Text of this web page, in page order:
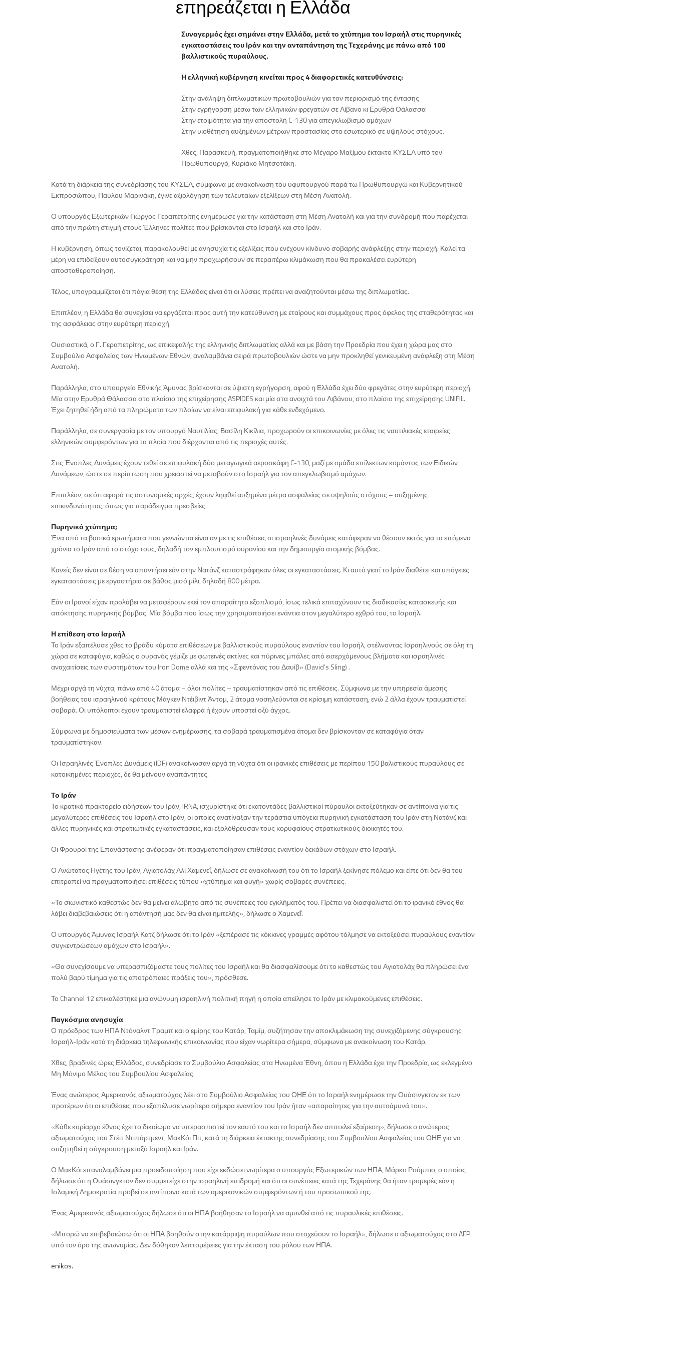
επηρεάζεται η Ελλάδα
Συναγερμός έχει σημάνει στην Ελλάδα, μετά το χτύπημα του Ισραήλ στις πυρηνικές
εγκαταστάσεις του Ιράν και την ανταπάντηση της Τεχεράνης με πάνω από 100
βαλλιστικούς πυραύλους.
Η ελληνική κυβέρνηση κινείται προς 4 διαφορετικές κατευθύνσεις:
Στην ανάληψη διπλωματικών πρωτοβουλιών για τον περιορισμό της έντασης
Στην εγρήγορση μέσω των ελληνικών φρεγατών σε Λίβανο κι Ερυθρά Θάλασσα
Στην ετοιμότητα για την αποστολή C-130 για απεγκλωβισμό αμάχων
Στην υιοθέτηση αυξημένων μέτρων προστασίας στο εσωτερικό σε υψηλούς στόχους.
Χθες, Παρασκευή, πραγματοποιήθηκε στο Μέγαρο Μαξίμου έκτακτο ΚΥΣΕΑ υπό τον
Πρωθυπουργό, Κυριάκο Μητσοτάκη.
Κατά τη διάρκεια της συνεδρίασης του ΚΥΣΕΑ, σύμφωνα με ανακοίνωση του υφυπουργού παρά τω Πρωθυπουργώ και Κυβερνητικού
Εκπροσώπου, Παύλου Μαρινάκη, έγινε αξιολόγηση των τελευταίων εξελίξεων στη Μέση Ανατολή.
Ο υπουργός Εξωτερικών Γιώργος Γεραπετρίτης ενημέρωσε για την κατάσταση στη Μέση Ανατολή και για την συνδρομή που παρέχεται
από την πρώτη στιγμή στους Έλληνες πολίτες που βρίσκονται στο Ισραήλ και στο Ιράν.
Η κυβέρνηση, όπως τονίζεται, παρακολουθεί με ανησυχία τις εξελίξεις που ενέχουν κίνδυνο σοβαρής ανάφλεξης στην περιοχή. Καλεί τα
μέρη να επιδείξουν αυτοσυγκράτηση και να μην προχωρήσουν σε περαιτέρω κλιμάκωση που θα προκαλέσει ευρύτερη
αποσταθεροποίηση.
Τέλος, υπογραμμίζεται ότι πάγια θέση της Ελλάδας είναι ότι οι λύσεις πρέπει να αναζητούνται μέσω της διπλωματίας.
Επιπλέον, η Ελλάδα θα συνεχίσει να εργάζεται προς αυτή την κατεύθυνση με εταίρους και συμμάχους προς όφελος της σταθερότητας και
της ασφάλειας στην ευρύτερη περιοχή.
Ουσιαστικά, ο Γ. Γεραπετρίτης, ως επικεφαλής της ελληνικής διπλωματίας αλλά και με βάση την Προεδρία που έχει η χώρα μας στο
Συμβούλιο Ασφαλείας των Ηνωμένων Εθνών, αναλαμβάνει σειρά πρωτοβουλιών ώστε να μην προκληθεί γενικευμένη ανάφλεξη στη Μέση
Ανατολή.
Παράλληλα, στο υπουργείο Εθνικής Άμυνας βρίσκονται σε ύψιστη εγρήγορση, αφού η Ελλάδα έχει δύο φρεγάτες στην ευρύτερη περιοχή.
Μία στην Ερυθρά Θάλασσα στο πλαίσιο της επιχείρησης ASPIDES και μία στα ανοιχτά του Λιβάνου, στο πλαίσιο της επιχείρησης UNIFIL.
Έχει ζητηθεί ήδη από τα πληρώματα των πλοίων να είναι επιφυλακή για κάθε ενδεχόμενο.
Παράλληλα, σε συνεργασία με τον υπουργό Ναυτιλίας, Βασίλη Κικίλια, προχωρούν οι επικοινωνίες με όλες τις ναυτιλιακές εταιρείες
ελληνικών συμφερόντων για τα πλοία που διέρχονται από τις περιοχές αυτές.
Στις Ένοπλες Δυνάμεις έχουν τεθεί σε επιφυλακή δύο μεταγωγικά αεροσκάφη C-130, μαζί με ομάδα επίλεκτων κομάντος των Ειδικών
Δυνάμεων, ώστε σε περίπτωση που χρειαστεί να μεταβούν στο Ισραήλ για τον απεγκλωβισμό αμάχων.
Επιπλέον, σε ότι αφορά τις αστυνομικές αρχές, έχουν ληφθεί αυξημένα μέτρα ασφαλείας σε υψηλούς στόχους – αυξημένης
επικινδυνότητας, όπως για παράδειγμα πρεσβείες.
Πυρηνικό χτύπημα;
Ένα από τα βασικά ερωτήματα που γεννώνται είναι αν με τις επιθέσεις οι ισραηλινές δυνάμεις κατάφεραν να θέσουν εκτός για τα επόμενα
χρόνια το Ιράν από το στόχο τους, δηλαδή τον εμπλουτισμό ουρανίου και την δημιουργία ατομικής βόμβας.
Κανείς δεν είναι σε θέση να απαντήσει εάν στην Νατάνζ καταστράφηκαν όλες οι εγκαταστάσεις. Κι αυτό γιατί το Ιράν διαθέτει και υπόγειες
εγκαταστάσεις με εργαστήρια σε βάθος μισό μίλι, δηλαδή 800 μέτρα.
Εάν οι Ιρανοί είχαν προλάβει να μεταφέρουν εκεί τον απαραίτητο εξοπλισμό, ίσως τελικά επιταχύνουν τις διαδικασίες κατασκευής και
απόκτησης πυρηνικής βόμβας. Μία βόμβα που ίσως την χρησιμοποιήσει ενάντια στον μεγαλύτερο εχθρό του, το Ισραήλ.
Η επίθεση στο Ισραήλ
Το Ιράν εξαπέλυσε χθες το βράδυ κύματα επιθέσεων με βαλλιστικούς πυραύλους εναντίον του Ισραήλ, στέλνοντας Ισραηλινούς σε όλη τη
χώρα σε καταφύγια, καθώς ο ουρανός γέμιζε με φωτεινές ακτίνες και πύρινες μπάλες από εισερχόμενους βλήματα και ισραηλινές
αναχαιτίσεις των συστημάτων του Iron Dome αλλά και της «Σφεντόνας του Δαυίβ» (David’s Sling) .
Μέχρι αργά τη νύχτα, πάνω από 40 άτομα – όλοι πολίτες – τραυματίστηκαν από τις επιθέσεις. Σύμφωνα με την υπηρεσία άμεσης
βοήθειας του ισραηλινού κράτους Μάγκεν Ντέιβιντ Άντομ, 2 άτομα νοσηλεύονται σε κρίσιμη κατάσταση, ενώ 2 άλλα έχουν τραυματιστεί
σοβαρά. Οι υπόλοιποι έχουν τραυματιστεί ελαφρά ή έχουν υποστεί οξύ άγχος.
Σύμφωνα με δημοσιεύματα των μέσων ενημέρωσης, τα σοβαρά τραυματισμένα άτομα δεν βρίσκονταν σε καταφύγια όταν
τραυματίστηκαν.
Οι Ισραηλινές Ένοπλες Δυνάμεις (IDF) ανακοίνωσαν αργά τη νύχτα ότι οι ιρανικές επιθέσεις με περίπου 150 βαλιστικούς πυραύλους σε
κατοικημένες περιοχές, δε θα μείνουν αναπάντητες.
Το Ιράν
Το κρατικό πρακτορείο ειδήσεων του Ιράν, IRNA, ισχυρίστηκε ότι εκατοντάδες βαλλιστικοί πύραυλοι εκτοξεύτηκαν σε αντίποινα για τις
μεγαλύτερες επιθέσεις του Ισραήλ στο Ιράν, οι οποίες ανατίναξαν την τεράστια υπόγεια πυρηνική εγκατάσταση του Ιράν στη Νατάνζ και
άλλες πυρηνικές και στρατιωτικές εγκαταστάσεις, και εξολόθρευσαν τους κορυφαίους στρατιωτικούς διοικητές του.
Οι Φρουροί της Επανάστασης ανέφεραν ότι πραγματοποίησαν επιθέσεις εναντίον δεκάδων στόχων στο Ισραήλ.
Ο Ανώτατος Ηγέτης του Ιράν, Αγιατολάχ Αλί Χαμενεΐ, δήλωσε σε ανακοίνωσή του ότι το Ισραήλ ξεκίνησε πόλεμο και είπε ότι δεν θα του
επιτραπεί να πραγματοποιήσει επιθέσεις τύπου «χτύπημα και φυγή» χωρίς σοβαρές συνέπειες.
«Το σιωνιστικό καθεστώς δεν θα μείνει αλώβητο από τις συνέπειες του εγκλήματός του. Πρέπει να διασφαλιστεί ότι το ιρανικό έθνος θα
λάβει διαβεβαιώσεις ότι η απάντησή μας δεν θα είναι ημιτελής», δήλωσε ο Χαμενεΐ.
Ο υπουργός Άμυνας Ισραήλ Κατζ δήλωσε ότι το Ιράν «ξεπέρασε τις κόκκινες γραμμές αφότου τόλμησε να εκτοξεύσει πυραύλους εναντίον
συγκεντρώσεων αμάχων στο Ισραήλ».
«Θα συνεχίσουμε να υπερασπιζόμαστε τους πολίτες του Ισραήλ και θα διασφαλίσουμε ότι το καθεστώς του Αγιατολάχ θα πληρώσει ένα
πολύ βαρύ τίμημα για τις αποτρόπαιες πράξεις του», πρόσθεσε.
Το Channel 12 επικαλέστηκε μια ανώνυμη ισραηλινή πολιτική πηγή η οποία απείλησε το Ιράν με κλιμακούμενες επιθέσεις.
Παγκόσμια ανησυχία
Ο πρόεδρος των ΗΠΑ Ντόναλντ Τραμπ και ο εμίρης του Κατάρ, Ταμίμ, συζήτησαν την αποκλιμάκωση της συνεχιζόμενης σύγκρουσης
Ισραήλ-Ιράν κατά τη διάρκεια τηλεφωνικής επικοινωνίας που είχαν νωρίτερα σήμερα, σύμφωνα με ανακοίνωση του Κατάρ.
Χθες, βραδινές ώρες Ελλάδος, συνεδρίασε το Συμβούλιο Ασφαλείας στα Ηνωμένα Έθνη, όπου η Ελλάδα έχει την Προεδρία, ως εκλεγμένο
Μη Μόνιμο Μέλος του Συμβουλίου Ασφαλείας.
Ένας ανώτερος Αμερικανός αξιωματούχος λέει στο Συμβούλιο Ασφαλείας του ΟΗΕ ότι το Ισραήλ ενημέρωσε την Ουάσινγκτον εκ των
προτέρων ότι οι επιθέσεις που εξαπέλυσε νωρίτερα σήμερα εναντίον του Ιράν ήταν «απαραίτητες για την αυτοάμυνά του».
«Κάθε κυρίαρχο έθνος έχει το δικαίωμα να υπερασπιστεί τον εαυτό του και το Ισραήλ δεν αποτελεί εξαίρεση», δήλωσε ο ανώτερος
αξιωματούχος του Στέιτ Ντιπάρτμεντ, ΜακΚόι Πιτ, κατά τη διάρκεια έκτακτης συνεδρίασης του Συμβουλίου Ασφαλείας του ΟΗΕ για να
συζητηθεί η σύγκρουση μεταξύ Ισραήλ και Ιράν.
Ο ΜακΚόι επαναλαμβάνει μια προειδοποίηση που είχε εκδώσει νωρίτερα ο υπουργός Εξωτερικών των ΗΠΑ, Μάρκο Ρούμπιο, ο οποίος
δήλωσε ότι η Ουάσινγκτον δεν συμμετείχε στην ισραηλινή επιδρομή και ότι οι συνέπειες κατά της Τεχεράνης θα ήταν τρομερές εάν η
Ισλαμική Δημοκρατία προβεί σε αντίποινα κατά των αμερικανικών συμφερόντων ή του προσωπικού της.
Ένας Αμερικανός αξιωματούχος δήλωσε ότι οι ΗΠΑ βοήθησαν το Ισραήλ να αμυνθεί από τις πυραυλικές επιθέσεις.
«Μπορώ να επιβεβαιώσω ότι οι ΗΠΑ βοηθούν στην κατάρριψη πυραύλων που στοχεύουν το Ισραήλ», δήλωσε ο αξιωματούχος στο AFP
υπό τον όρο της ανωνυμίας. Δεν δόθηκαν λεπτομέρειες για την έκταση του ρόλου των ΗΠΑ.
enikos.